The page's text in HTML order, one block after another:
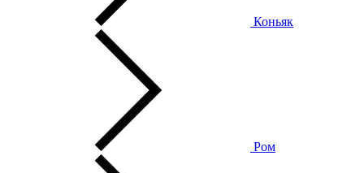
Коньяк
Ром